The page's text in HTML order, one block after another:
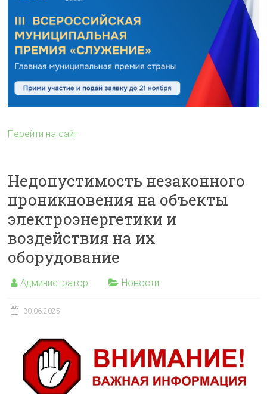
Перейти на сайт
Недопустимость незаконного
проникновения на объекты
электроэнергетики и
воздействия на их
оборудование
Администратор Новости
30.06.2025